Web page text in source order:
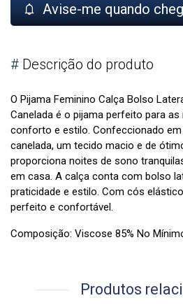
Avise-me quando
# Descrição do produto
O Pijama Feminino Calça Bolso
Canelada é o pijama perfeito para
conforto e estilo. Confeccionado
canelada, um tecido macio e de
proporciona noites de sono
em casa. A calça conta com bolso
praticidade e estilo. Com cós
perfeito e confortável.
Composição: Viscose 85% No
Produtos